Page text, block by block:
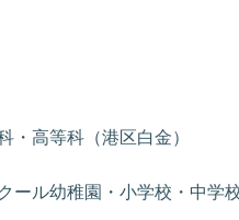
高等科（港区白金）
ル幼稚園・小学校・中学